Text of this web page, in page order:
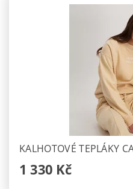
KALHOTOVÉ TEPLÁKY
1 330 Kč